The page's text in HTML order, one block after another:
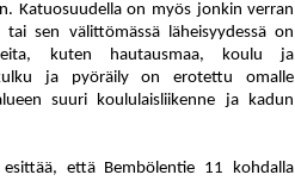
Katuosuudella on myös jonkin verran
sen välittömässä läheisyydessä on
kuten hautausmaa, koulu ja
ja pyöräily on erotettu omalle
suuri koululaisliikenne ja kadun
että Bembölentie 11 kohdalla